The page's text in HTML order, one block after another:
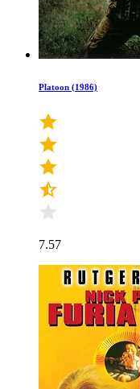
Platoon (1986)
7.57